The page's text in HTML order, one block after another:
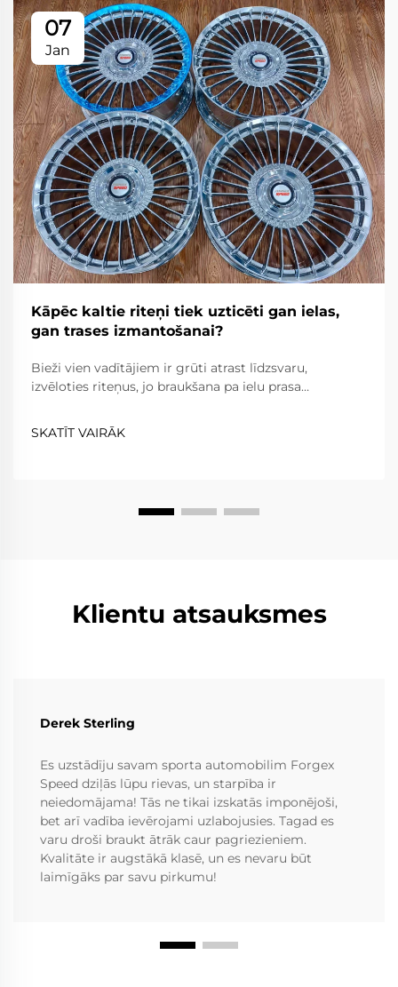
07
Jan
Kāpēc kaltie riteņi tiek uzticēti gan ielas,
gan trases izmantošanai?
Bieži vien vadītājiem ir grūti atrast līdzsvaru,
izvēloties riteņus, jo braukšana pa ielu prasa
savukārt braukšana pa trasi prasa ārkārtēju vieglumu,
izturību un precizitāti. Kaltie riteņi...
SKATĪT VAIRĀK
Klientu atsauksmes
Derek Sterling
Es uzstādīju savam sporta automobilim Forgex
Speed dziļās lūpu rievas, un starpība ir
neiedomājama! Tās ne tikai izskatās imponējoši,
bet arī vadība ievērojami uzlabojusies. Tagad es
varu droši braukt ātrāk caur pagriezieniem.
Kvalitāte ir augstākā klasē, un es nevaru būt
laimīgāks par savu pirkumu!